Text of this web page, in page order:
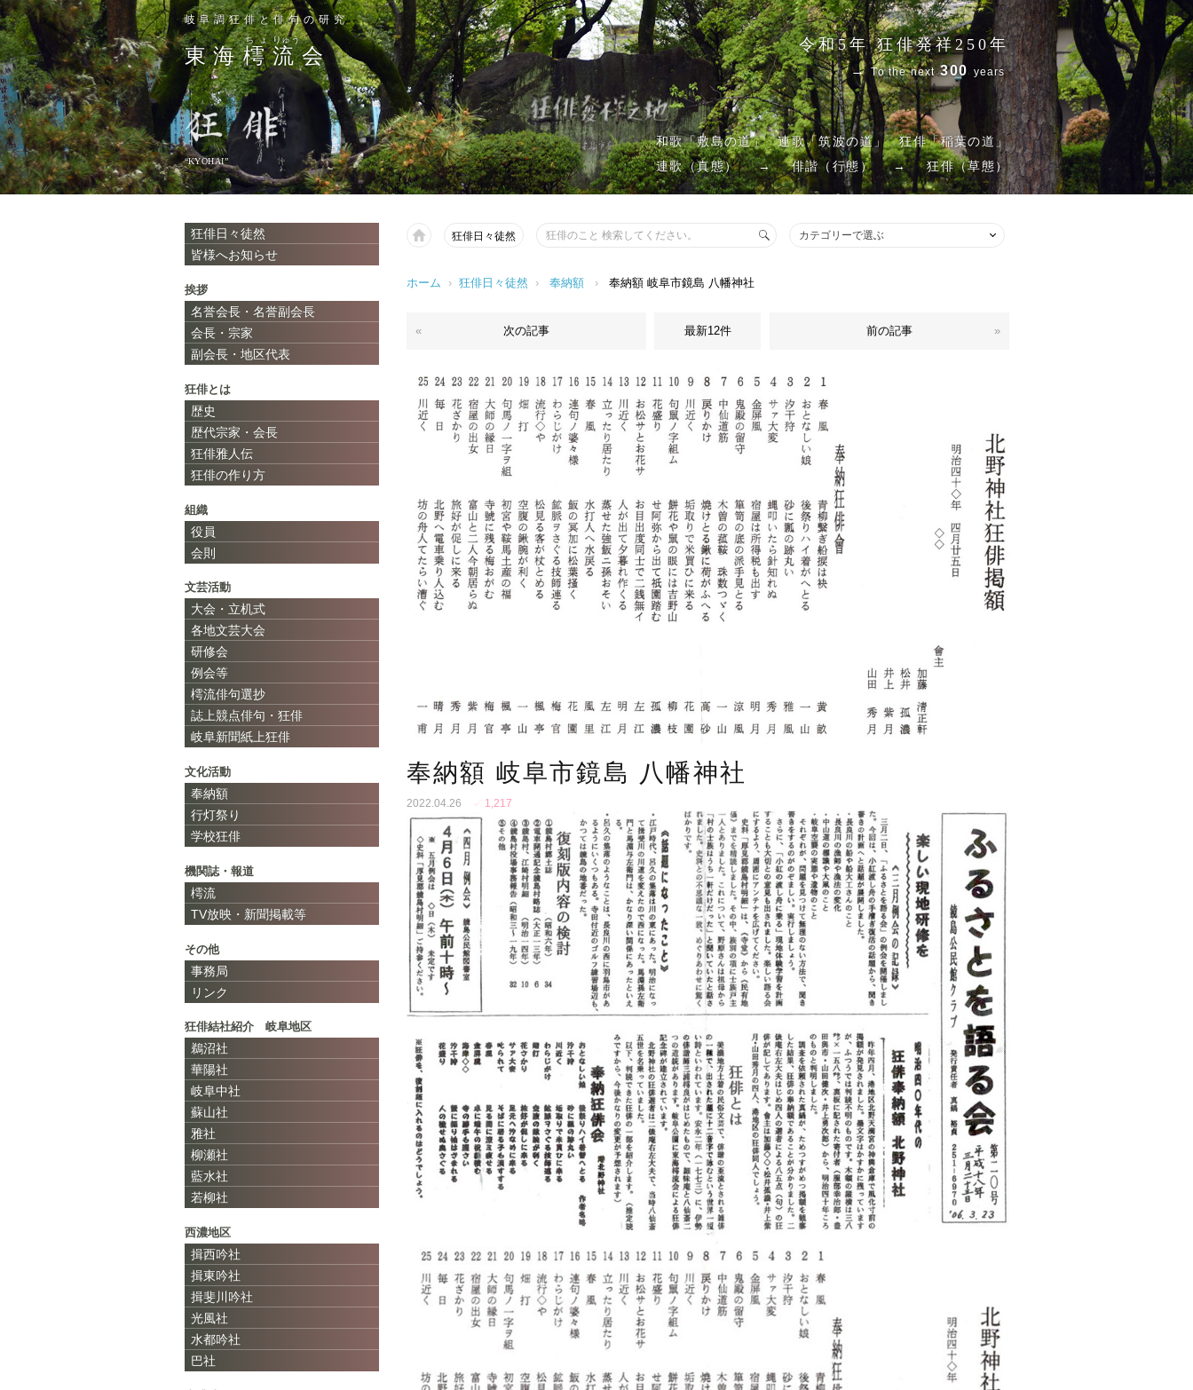
岐阜調狂俳と俳句の研究
東海樗
ちょ
流
りゅう
会
“KYOHAI”
令和5年 狂俳発祥250年
→To the next300 years
和歌「敷島の道」 連歌「筑波の道」
狂俳「稲葉の道」
連歌（真態）
→ 俳諧（行態） → 狂俳（草態）
狂俳日々徒然
ホーム › 狂俳日々徒然 › 奉納額 › 奉納額 岐阜市鏡島 八幡神社
次の記事
« 最新12件 前の記事 »
奉納額 岐阜市鏡島 八幡神社
2022.04.26 ✓ 1,217
狂俳日々徒然
皆様へお知らせ
挨拶
名誉会長・名誉副会長
会長・宗家
副会長・地区代表
狂俳とは
歴史
歴代宗家・会長
狂俳雅人伝
狂俳の作り方
組織
役員
会則
文芸活動
大会・立机式
各地文芸大会
研修会
例会等
樗流俳句選抄
誌上競点俳句・狂俳
岐阜新聞紙上狂俳
文化活動
奉納額
行灯祭り
学校狂俳
機関誌・報道
樗流
TV放映・新聞掲載等
その他
事務局
リンク
狂俳結社紹介 岐阜地区
鵜沼社
華陽社
岐阜中社
蘇山社
雅社
柳瀬社
藍水社
若柳社
西濃地区
揖西吟社
揖東吟社
揖斐川吟社
光風社
水都吟社
巴社